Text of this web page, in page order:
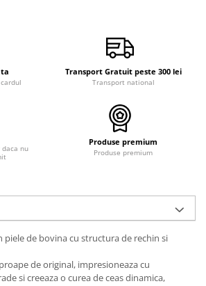
Transport Gratuit peste 300 lei
Transport national
nu
Produse premium
Produse premium
piele de bovina cu structura de rechin si
de original, impresioneaza cu
si creeaza o curea de ceas dinamica,